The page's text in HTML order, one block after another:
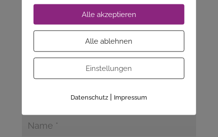
Erforderliche Felder sind mit*markiert
Alle akzeptieren
Alle ablehnen
Einstellungen
Datenschutz | Impressum